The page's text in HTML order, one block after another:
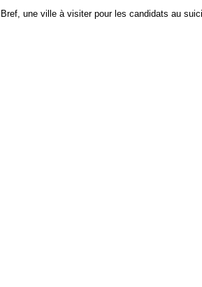
Bref, une ville à visiter pour les candidats au